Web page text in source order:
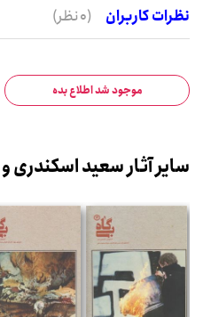
نظرات کاربران
(0 نظر)
موجود شد اطلاع بده
سایر آثار سعید اسکندری و